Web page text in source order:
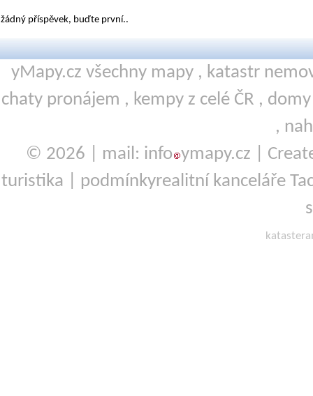
žádný příspěvek, buďte první..
yMapy.cz všechny mapy , katastr
chaty pronájem , kempy z celé ČR ,
,
© 2026 | mail: info ymapy.cz |
turistika
podmínkyrealitní kanceláře